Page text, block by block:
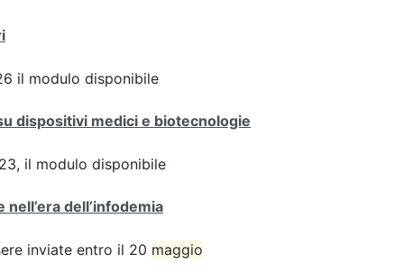
il modulo disponibile
dispositivi medici e biotecnologie
il modulo disponibile
dell’infodemia
inviate entro il 20 maggio